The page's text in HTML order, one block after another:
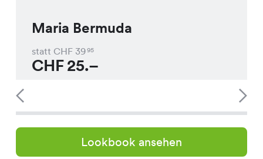
Maria Bermuda
statt CHF 3995
CHF25.–
Lookbook ansehen